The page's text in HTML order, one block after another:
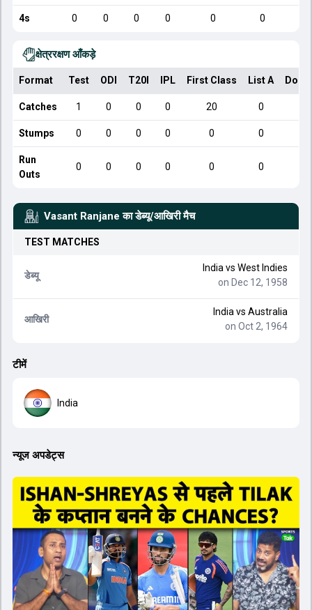
4s 0 0 0 0 0 0
क्षेत्ररक्षण आँकड़े
Format Test ODI T20I IPL First Class List A
Catches 1 0 0 0 20 0
Stumps 0 0 0 0 0 0
Run
Outs
0 0 0 0 0 0
Vasant Ranjane का डेब्यू/आखिरी मैच
TEST MATCHES
डेब्यू
India vs West Indies
on Dec 12, 1958
आखिरी
India vs Australia
on Oct 2, 1964
टीमें
India
न्यूज अपडेट्स